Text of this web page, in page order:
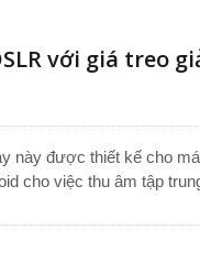
với giá treo
này được thiết kế cho
cho việc thu âm tập
trong quá trình ghi âm.